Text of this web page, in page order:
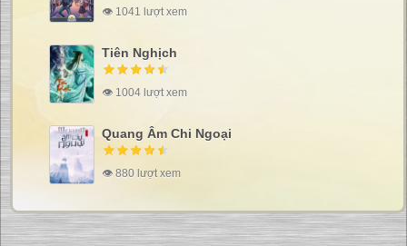
👁 1041 lượt xem
Tiên Nghịch
👁 1004 lượt xem
Quang Âm Chi Ngoại
👁 880 lượt xem